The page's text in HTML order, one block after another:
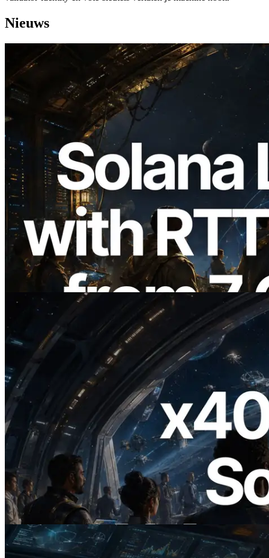
Nieuws
2026.08.05
ERPC Breidt Solana Leader Slot API Uit
met Pingmeting vanuit 7 Wereldwijde
Regio’s — Validators Information API
Ook Gelanceerd
2026.07.04
ERPC Lanceert x402-Enabled Solana
RPC — Het Tijdperk Waarin AI Agents
On Demand Voor API's Betalen
Lees dit artikel